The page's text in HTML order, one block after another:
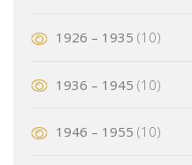
1926 – 1935 (10)
1936 – 1945 (10)
1946 – 1955 (10)